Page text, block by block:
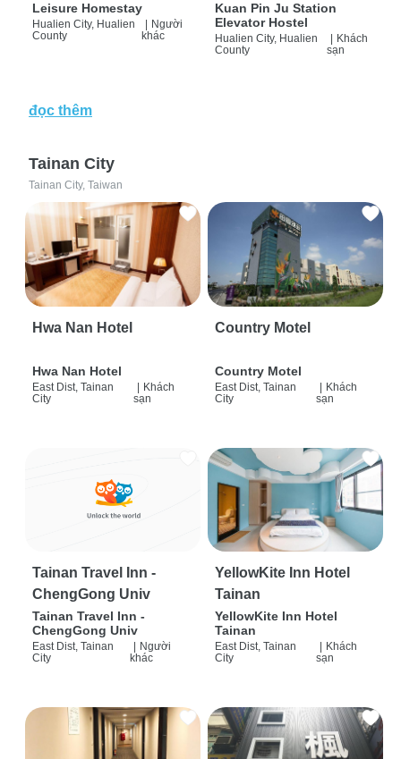
Leisure Homestay
Hualien City, Hualien
County
Người
khác
Kuan Pin Ju Station
Elevator Hostel
Hualien City, Hualien
County
Khách
sạn
đọc thêm
Tainan City
Tainan City, Taiwan
Hwa Nan Hotel
Hwa Nan Hotel
East Dist, Tainan
City
| Khách
sạn
Country Motel
Country Motel
East Dist, Tainan
City
| Khách
sạn
Tainan Travel Inn -
ChengGong Univ
Tainan Travel Inn -
ChengGong Univ
East Dist, Tainan
City
| Người
khác
YellowKite Inn Hotel
Tainan
YellowKite Inn Hotel
Tainan
East Dist, Tainan
City
| Khách
sạn